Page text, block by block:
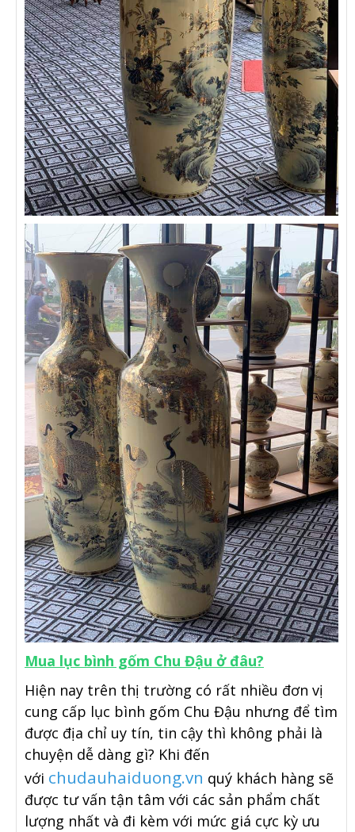
Mua lục bình gốm Chu Đậu ở đâu?
Hiện nay trên thị trường có rất nhiều đơn vị
cung cấp lục bình gốm Chu Đậu nhưng để tìm
được địa chỉ uy tín, tin cậy thì không phải là
chuyện dễ dàng gì? Khi đến
với chudauhaiduong.vn quý khách hàng sẽ
được tư vấn tận tâm với các sản phẩm chất
lượng nhất và đi kèm với mức giá cực kỳ ưu